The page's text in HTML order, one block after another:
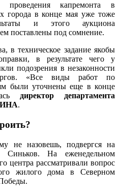
капремонта в
города в конце мая уже тоже
и этого аукциона
поставлены под сомнение.
в техническое задание якобы
в результате чего у
подозрения в незаконности
«Все виды работ по
были уточнены еще в конце
директор департамента
.
не назовешь, подвергся на
Синьков. На еженедельном
центра рассматривали вопрос
жилого дома в Северном